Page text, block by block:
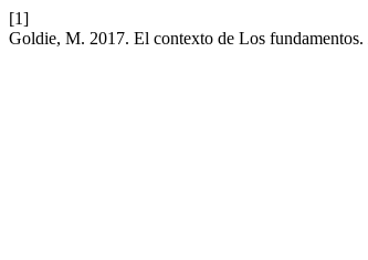
[1]
Goldie, M. 2017. El contexto de Los fundamentos.